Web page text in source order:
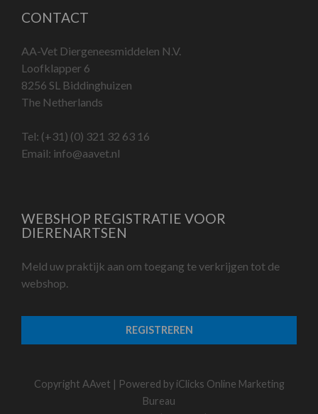
CONTACT
AA-Vet Diergeneesmiddelen N.V.
Loofklapper 6
8256 SL Biddinghuizen
The Netherlands
Tel: (+31) (0) 321 32 63 16
Email: info@aavet.nl
WEBSHOP REGISTRATIE VOOR
DIERENARTSEN
Meld uw praktijk aan om toegang te verkrijgen tot de
webshop.
REGISTREREN
Copyright AAvet | Powered by iClicks Online Marketing
Bureau